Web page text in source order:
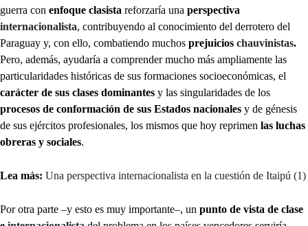
guerra con enfoque clasista reforzaría una perspectiva
internacionalista, contribuyendo al conocimiento del derrotero del
Paraguay y, con ello, combatiendo muchos prejuicios chauvinistas.
Pero, además, ayudaría a comprender mucho más ampliamente las
particularidades históricas de sus formaciones socioeconómicas, el
carácter de sus clases dominantes y las singularidades de los
procesos de conformación de sus Estados nacionales y de génesis
de sus ejércitos profesionales, los mismos que hoy reprimen las luchas
obreras y sociales.
Lea más: Una perspectiva internacionalista en la cuestión de Itaipú (1)
Por otra parte –y esto es muy importante–, un punto de vista de clase